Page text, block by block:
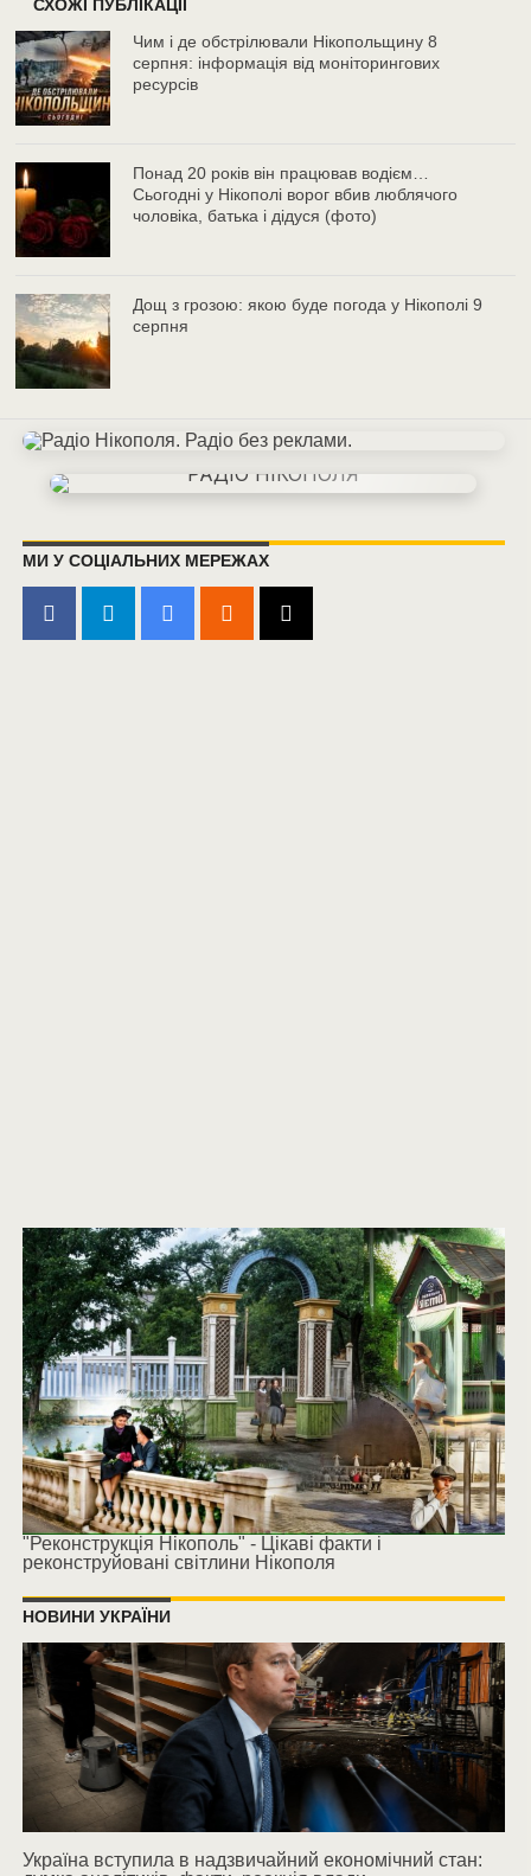
СХОЖІ ПУБЛІКАЦІЇ
Чим і де обстрілювали Нікопольщину 8
серпня: інформація від моніторингових
ресурсів
Понад 20 років він працював водієм…
Сьогодні у Нікополі ворог вбив люблячого
чоловіка, батька і дідуся (фото)
Дощ з грозою: якою буде погода у Нікополі 9
серпня
МИ У СОЦІАЛЬНИХ МЕРЕЖАХ
"Реконструкція Нікополь" - Цікаві факти і
реконструйовані світлини Нікополя
НОВИНИ УКРАЇНИ
Україна вступила в надзвичайний економічний стан: